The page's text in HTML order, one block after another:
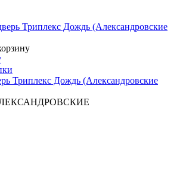
Триплекс Дождь (Александровские